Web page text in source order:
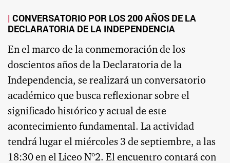
CONVERSATORIO POR LOS 200 AÑOS DE LA
DECLARATORIA DE LA INDEPENDENCIA
En el marco de la conmemoración de los
doscientos años de la Declaratoria de la
Independencia, se realizará un conversatorio
académico que busca reflexionar sobre el
significado histórico y actual de este
acontecimiento fundamental. La actividad
tendrá lugar el miércoles 3 de septiembre, a las
18:30 en el Liceo Nº2. El encuentro contará con